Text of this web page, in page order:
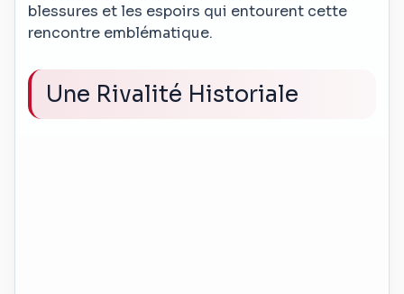
blessures et les espoirs qui entourent cette
rencontre emblématique.
Une Rivalité Historiale